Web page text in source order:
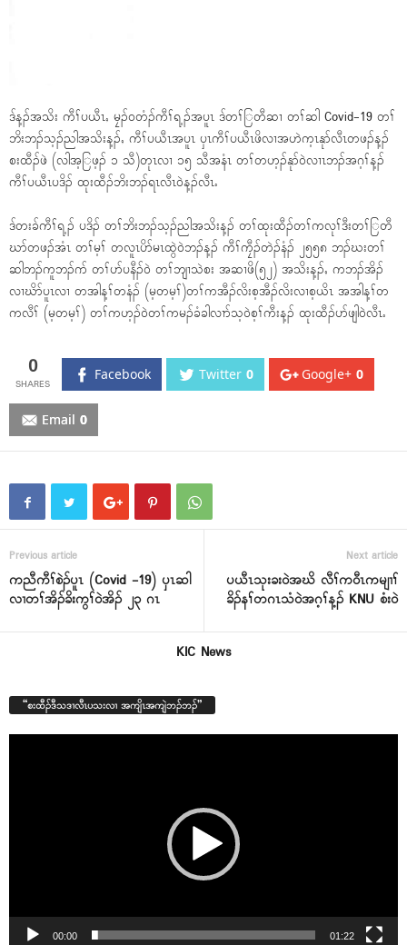
ဒ်န့ၣ်အသိး ကီၢ်ပယီၤႇ မၠၣ်၀တံၣ်ကီၢ်ရ့ၣ်အပူၤ ဒ်တၢ်ြတီဆၢ တၢ်ဆါ Covid-19 တၢ်
ဘိးဘၣ်သ့ၣ်ညါအသိးန့ၣ်ႇ ကီၢ်ပယီၤအပူၤ ၦၤကီၢ်ပယီၤဖိလၢအဟဲက့ၤနုာ်လီၤတဖၣ်န့ၣ်
စးထီၣ်ဖဲ (လါအ့ြဖ့ၣ် ၁ သီ)တုၤလၢ ၁၅ သီအနံၤ တၢ်တဟ့ၣ်နုာ်၀ဲလၢၤဘၣ်အဂ့ၢ်န့ၣ်
ကီၢ်ပယီၤပဒိၣ် ထုးထီၣ်ဘိးဘၣ်ရၤလီၤ၀ဲန့ၣ်လီၤႉ
ဒ်တးခ်ကီၢ်ရ့ၣ် ပဒိၣ် တၢ်ဘိးဘၣ်သ့ၣ်ညါအသိးန့ၣ် တၢ်ထုးထီၣ်တၢ်ကလုၢ်ဒီးတၢ်ြတီ
ဃာ်တဖၣ်အံၤ တၢ်မ့ၢ် တလူၤပိာ်မၤထွဲ၀ဲဘၣ်န့ၣ် ကီၢ်ကၠီၣ်တဲၣ်နံၣ် ၂၅၅၈ ဘၣ်ဃးတၢ်
ဆါဘၣ်ကူဘၣ်ဂာ် တၢ်ပာ်ပနီၣ်၀ဲ တၢ်ဘျၢသဲစး အဆၢဖိ(၅၂) အသိးန့ၣ်ႇ ကဘၣ်အိၣ်
လၢဃိာ်ပူၤလၢ တအါန့ၢ်တနံၣ် (မ့တမ့ၢ်)တၢ်ကအီၣ်လိးစ့အီၣ်လိးလၢစ့ယိၤ အအါန့ၢ်တ
ကလီၢ် (မ့တမ့ၢ်) တၢ်ကဟ့ၣ်၀ဲတၢ်ကမၣ်ခံခါလၢာ်သ့၀ဲစ့ၢ်ကီးန့ၣ် ထုးထီၣ်ပာ်ဖျါ၀ဲလီၤႉ
0 Facebook Twitter 0 Google+ 0
Email 0
Previous article
ကညီကီၢ်စဲၣ်ပူၤ (Covid -19) ၦၤဆါ
လၢတၢ်အိၣ်ခိးကွၢ်၀ဲအိၣ် ၂၃ ဂၤ
Next article
ပယီၤသုးခး၀ဲအဃိ လီၢ်က၀ီၤကမျၢၢ်
ခိၣ်နၢ်တဂၤသံ၀ဲအဂ့ၢ်န့ၣ် KNU စံး၀ဲ
KIC News
“စးထီၣ်ဒီသဒၢလီၤပသးလၢ အကျိၤအကျဲဘၣ်ဘၣ်”
00:00 01:22